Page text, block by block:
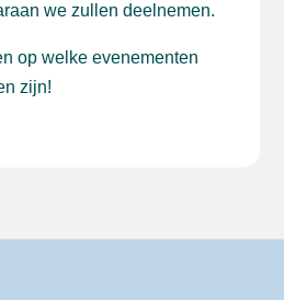
we zullen deelnemen.
op welke evenementen
zijn!